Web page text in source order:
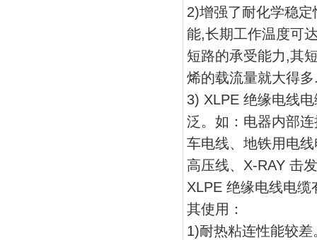
2)增强了耐化学稳
能,长期工作温度可
短路的承受能力,其
烯的载流量就大得多
3) XLPE 绝缘电线
泛。如：电器内部
车电线、地铁用电
高压线、X-RAY 击
XLPE 绝缘电线电
其使用：
1)耐热粘连性能较